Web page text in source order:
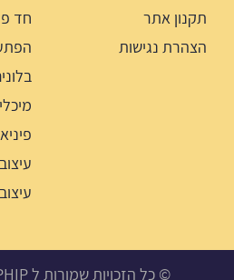
תקנון אתר
הצהרת נגישות
חד
© כל הזכויות שמורות ל HIPHIP חנות אביזרים לימי הולדת, מסיבות ואירועים